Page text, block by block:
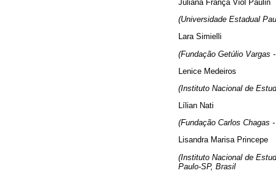
Juliana França Viol Paulin
(Universidade Estadual
Lara Simielli
(Fundação Getúlio Vargas
Lenice Medeiros
(Instituto Nacional de
Lílian Nati
(Fundação Carlos Chagas
Lisandra Marisa Princepe
(Instituto Nacional de
Paulo-SP, Brasil